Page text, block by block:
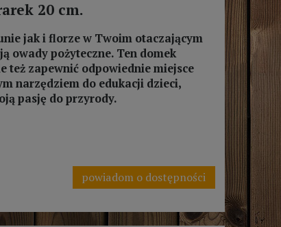
20 cm.
jak i florze w Twoim otaczającym
owady pożyteczne. Ten domek
też zapewnić odpowiednie miejsce
narzędziem do edukacji dzieci,
pasję do przyrody.
powiadom o dostępności